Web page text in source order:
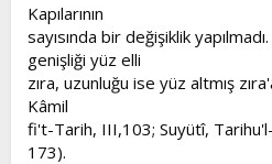
Kapılarının
sayısında bir değişiklik
genişliği yüz elli
zıra, uzunluğu ise yüz altmış
Kâmil
fi't-Tarih, III,103; Suyütî,
173).